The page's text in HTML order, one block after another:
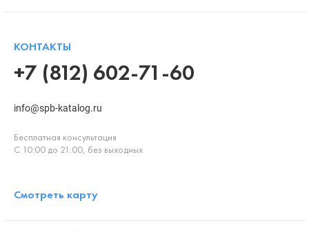
КОНТАКТЫ
+7 (812) 602-71-60
info@spb-katalog.ru
Бесплатная консультация
С 10:00 до 21:00, без выходных
Смотреть карту